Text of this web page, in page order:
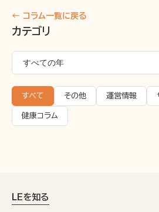
← コラム一覧に戻る
カテゴリ
すべて その他 運営情報
健康コラム
LEを知る